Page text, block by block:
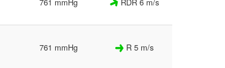
761 mmHg R 5 m/s